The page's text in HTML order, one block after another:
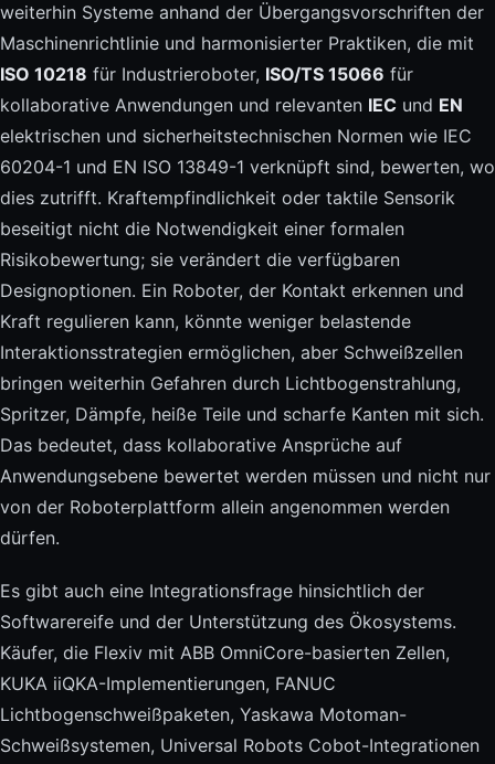
weiterhin Systeme anhand der Übergangsvorschriften der
Maschinenrichtlinie und harmonisierter Praktiken, die mit
ISO 10218 für Industrieroboter, ISO/TS 15066 für
kollaborative Anwendungen und relevanten IEC und EN
elektrischen und sicherheitstechnischen Normen wie IEC
60204-1 und EN ISO 13849-1 verknüpft sind, bewerten, wo
dies zutrifft. Kraftempfindlichkeit oder taktile Sensorik
beseitigt nicht die Notwendigkeit einer formalen
Risikobewertung; sie verändert die verfügbaren
Designoptionen. Ein Roboter, der Kontakt erkennen und
Kraft regulieren kann, könnte weniger belastende
Interaktionsstrategien ermöglichen, aber Schweißzellen
bringen weiterhin Gefahren durch Lichtbogenstrahlung,
Spritzer, Dämpfe, heiße Teile und scharfe Kanten mit sich.
Das bedeutet, dass kollaborative Ansprüche auf
Anwendungsebene bewertet werden müssen und nicht nur
von der Roboterplattform allein angenommen werden
dürfen.
Es gibt auch eine Integrationsfrage hinsichtlich der
Softwarereife und der Unterstützung des Ökosystems.
Käufer, die Flexiv mit ABB OmniCore-basierten Zellen,
KUKA iiQKA-Implementierungen, FANUC
Lichtbogenschweißpaketen, Yaskawa Motoman-
Schweißsystemen, Universal Robots Cobot-Integrationen